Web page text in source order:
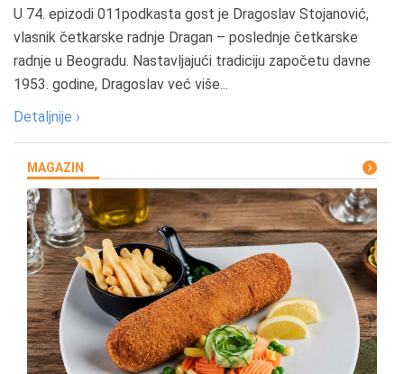
U 74. epizodi 011podkasta gost je Dragoslav Stojanović,
vlasnik četkarske radnje Dragan – poslednje četkarske
radnje u Beogradu. Nastavljajući tradiciju započetu davne
1953. godine, Dragoslav već više...
Detaljnije ›
MAGAZIN